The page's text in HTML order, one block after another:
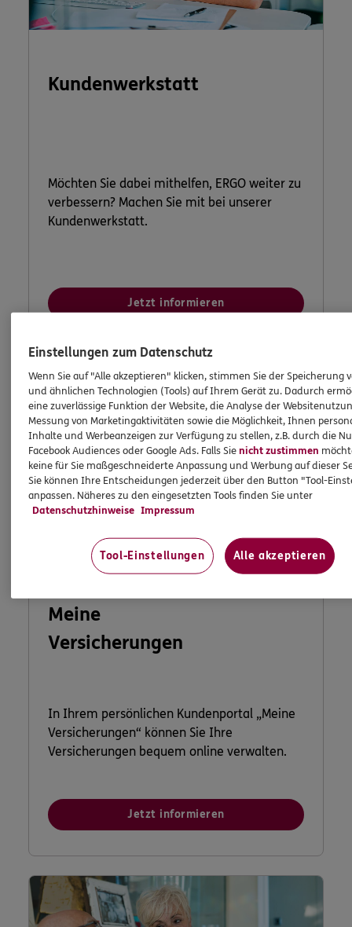
Kundenwerkstatt
Möchten Sie dabei mithelfen, ERGO weiter zu
verbessern? Machen Sie mit bei unserer
Kundenwerkstatt.
Jetzt informieren
Meine
Versicherungen
In Ihrem persönlichen Kundenportal „Meine
Versicherungen“ können Sie Ihre
Versicherungen bequem online verwalten.
Jetzt informieren
Einstellungen zum Datenschutz
Wenn Sie auf "Alle akzeptieren" klicken, stimmen Sie der Speicherung
und ähnlichen Technologien (Tools) auf Ihrem Gerät zu. Dadurch
eine zuverlässige Funktion der Website, die Analyse der
Messung von Marketingaktivitäten sowie die Möglichkeit, Ihnen
Inhalte und Werbeanzeigen zur Verfügung zu stellen, z.B. durch die
Facebook Audiences oder Google Ads. Falls Sienicht zustimmen
keine für Sie maßgeschneiderte Anpassung und Werbung auf dieser
Sie können Ihre Entscheidungen jederzeit über den Button "Tool-
anpassen. Näheres zu den eingesetzten Tools finden Sie unter
Datenschutzhinweise Impressum
Tool-Einstellungen Alle akzeptieren